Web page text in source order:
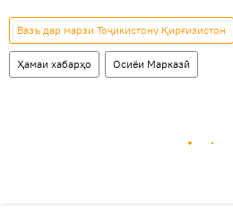
Вазъ дар марзи Тоҷикистону Қирғизистон
Ҳамаи хабарҳо Осиёи Марказӣ